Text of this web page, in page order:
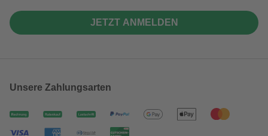
JETZT ANMELDEN
Unsere Zahlungsarten